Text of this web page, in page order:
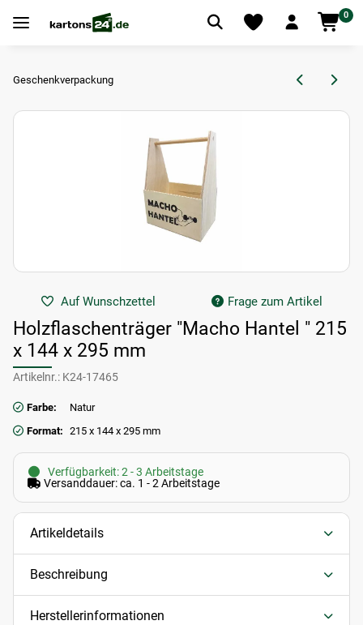
0
Geschenkverpackung
Auf Wunschzettel Frage zum Artikel
Holzflaschenträger "Macho Hantel " 215
x 144 x 295 mm
Artikelnr.: K24-17465
Farbe:
Natur
Format: 215 x 144 x 295 mm
Verfügbarkeit: 2 - 3 Arbeitstage
Versanddauer: ca. 1 - 2 Arbeitstage
Artikeldetails
Beschreibung
Herstellerinformationen